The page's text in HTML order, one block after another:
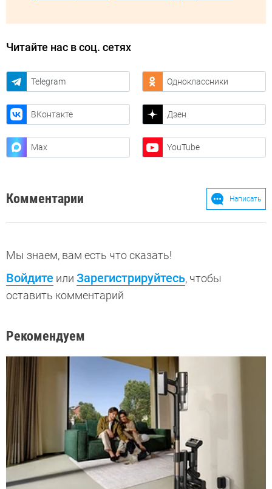
Читайте нас в соц. сетях
Telegram Одноклассники
ВКонтакте Дзен
Max YouTube
Комментарии Написать
Мы знаем, вам есть что сказать!
Войдите или Зарегистрируйтесь, чтобы
оставить комментарий
Рекомендуем